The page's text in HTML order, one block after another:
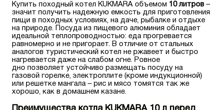
Купить походный котел KUKMARA объемом 10 литров –
значит получить надежную емкость для приготовления
пищи в походных условиях, на даче, рыбалке и отдыхе
на природе. Посуда из пищевого алюминия обладает
идеальной теплопроводностью: еда прогревается
равномерно и не пригорает. В отличие от стальных
аналогов туристический котел не ржавеет и быстро
нагревается даже на слабом огне. Ровное
дно позволяет устойчиво размещать посуду на
газовой горелке, электроплите (кроме индукционной)
или решетке мангала – рис и мясо томятся так же
хорошо, как в домашнем казане.